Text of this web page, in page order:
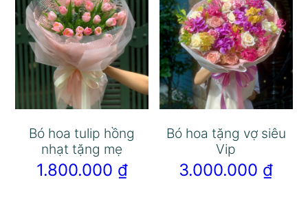
Bó hoa tulip hồng
nhạt tặng mẹ
1.800.000 ₫
Bó hoa tặng vợ siêu
Vip
3.000.000 ₫